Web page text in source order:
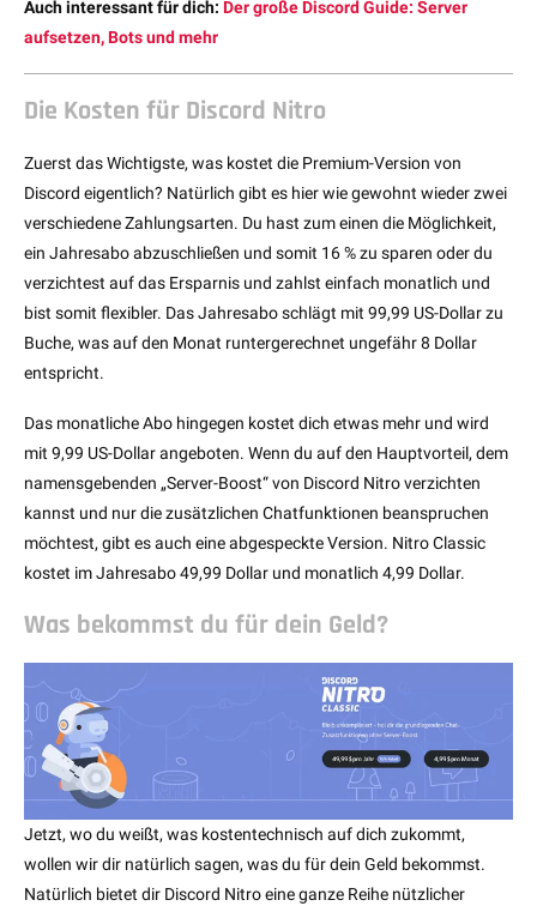
Auch interessant für dich: Der große Discord Guide: Server
aufsetzen, Bots und mehr
Die Kosten für Discord Nitro
Zuerst das Wichtigste, was kostet die Premium-Version von
Discord eigentlich? Natürlich gibt es hier wie gewohnt wieder zwei
verschiedene Zahlungsarten. Du hast zum einen die Möglichkeit,
ein Jahresabo abzuschließen und somit 16 % zu sparen oder du
verzichtest auf das Ersparnis und zahlst einfach monatlich und
bist somit flexibler. Das Jahresabo schlägt mit 99,99 US-Dollar zu
Buche, was auf den Monat runtergerechnet ungefähr 8 Dollar
entspricht.
Das monatliche Abo hingegen kostet dich etwas mehr und wird
mit 9,99 US-Dollar angeboten. Wenn du auf den Hauptvorteil, dem
namensgebenden „Server-Boost“ von Discord Nitro verzichten
kannst und nur die zusätzlichen Chatfunktionen beanspruchen
möchtest, gibt es auch eine abgespeckte Version. Nitro Classic
kostet im Jahresabo 49,99 Dollar und monatlich 4,99 Dollar.
Was bekommst du für dein Geld?
Jetzt, wo du weißt, was kostentechnisch auf dich zukommt,
wollen wir dir natürlich sagen, was du für dein Geld bekommst.
Natürlich bietet dir Discord Nitro eine ganze Reihe nützlicher